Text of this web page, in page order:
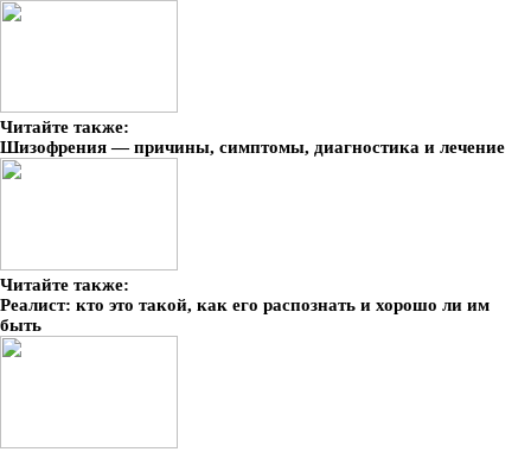
Читайте также:
Шизофрения — причины, симптомы, диагностика и лечение
Читайте также:
Реалист: кто это такой, как его распознать и хорошо ли им
быть